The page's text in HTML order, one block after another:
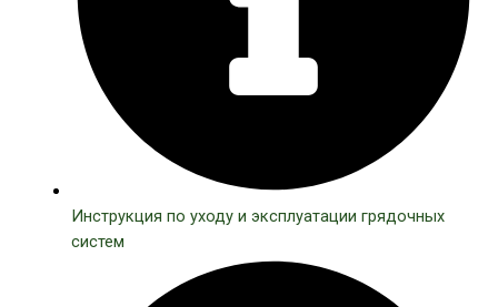
Инструкция по уходу и эксплуатации грядочных
систем